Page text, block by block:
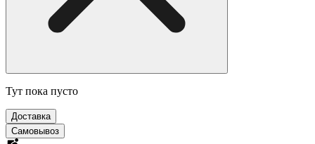
Тут пока пусто
Доставка
Самовывоз